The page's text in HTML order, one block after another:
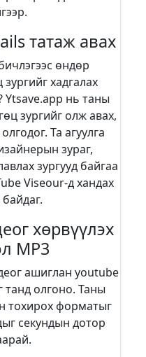
татаж авах
өндөр
хадгалах
Ytsave.app нь таны
зургийг олж авах,
Та агуулга
зураг,
зургууд байгаа
Viseour-д хандах
хөрвүүлэх
MP3
ашиглан youtube
танд олгоно. Таны
тохирох форматыг
секундын дотор